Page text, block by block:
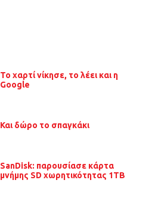
Το χαρτί νίκησε, το λέει και η
Google
Και δώρο το σπαγκάκι
SanDisk: παρουσίασε κάρτα
μνήμης SD χωρητικότητας 1ΤΒ